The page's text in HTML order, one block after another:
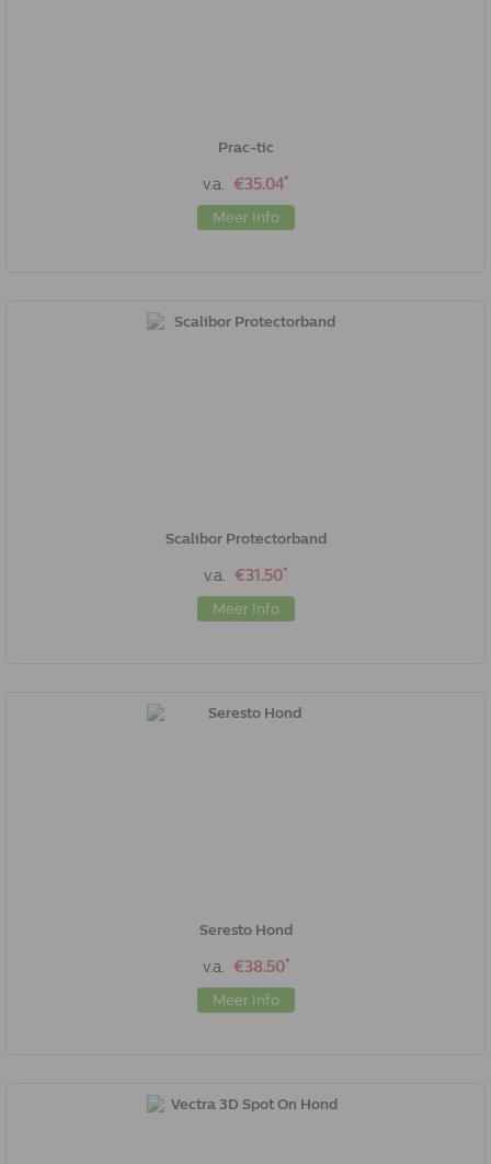
Prac-tic
v.a. €35.04*
Meer Info
Scalibor Protectorband
v.a. €31.50*
Meer Info
Seresto Hond
v.a. €38.50*
Meer Info